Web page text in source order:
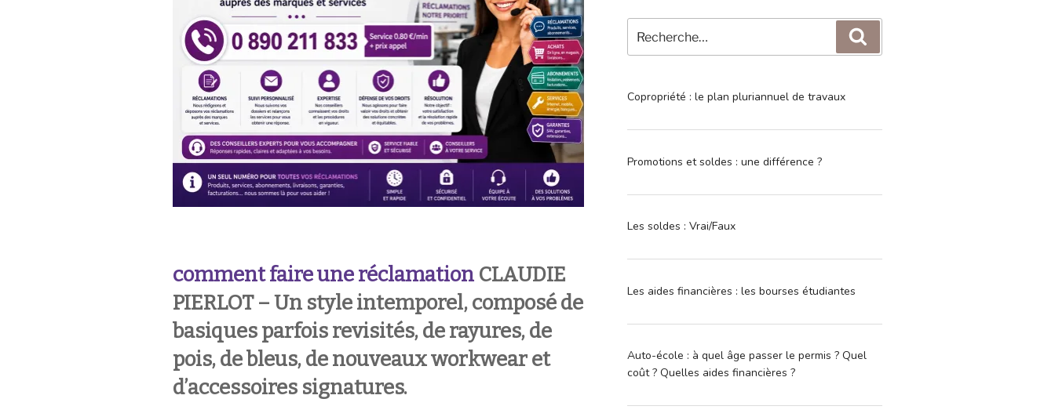
comment faire une réclamation CLAUDIE
PIERLOT – Un style intemporel, composé de
basiques parfois revisités, de rayures, de
pois, de bleus, de nouveaux workwear et
d’accessoires signatures.
pour
:
Copropriété : le plan pluriannuel de travaux
Promotions et soldes : une différence ?
Les soldes : Vrai/Faux
Les aides financières : les bourses étudiantes
Auto-école : à quel âge passer le permis ? Quel
coût ? Quelles aides financières ?